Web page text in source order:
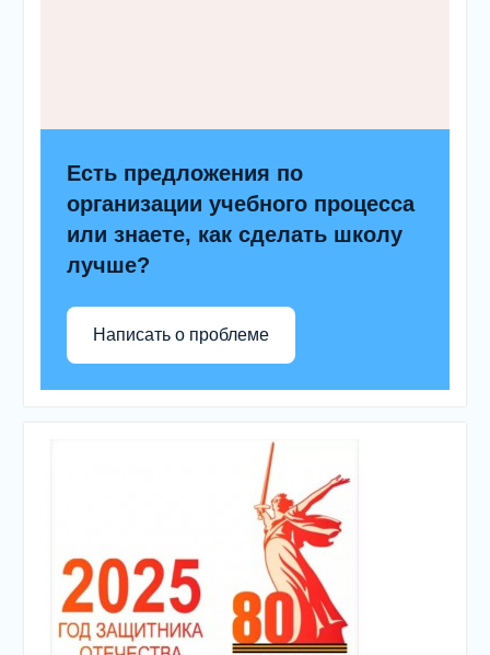
Есть предложения по
организации учебного процесса
или знаете, как сделать школу
лучше?
Написать о проблеме